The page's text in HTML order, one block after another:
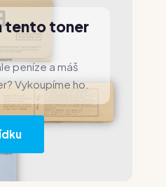
tento toner
peníze a máš
Vykoupíme ho.